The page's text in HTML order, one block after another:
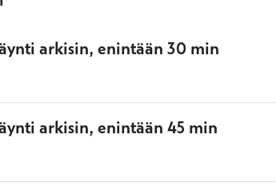
arkisin, enintään 30 min
arkisin, enintään 45 min